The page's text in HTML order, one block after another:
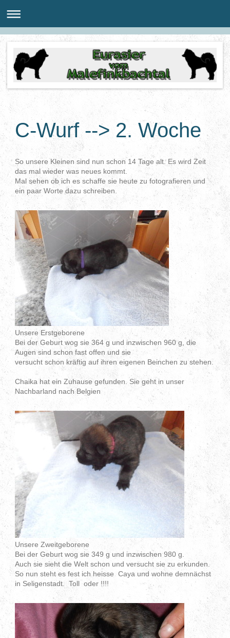
C-Wurf --> 2. Woche
So unsere Kleinen sind nun schon 14 Tage alt. Es wird Zeit
das mal wieder was neues kommt.
Mal sehen ob ich es schaffe sie heute zu fotografieren und
ein paar Worte dazu schreiben.
Unsere Erstgeborene
Bei der Geburt wog sie 364 g und inzwischen 960 g, die
Augen sind schon fast offen und sie
versucht schon kräftig auf ihren eigenen Beinchen zu stehen.
Chaika hat ein Zuhause gefunden. Sie geht in unser
Nachbarland nach Belgien
Unsere Zweitgeborene
Bei der Geburt wog sie 349 g und inzwischen 980 g.
Auch sie sieht die Welt schon und versucht sie zu erkunden.
So nun steht es fest ich heisse Caya und wohne demnächst
in Seligenstadt. Toll oder !!!!